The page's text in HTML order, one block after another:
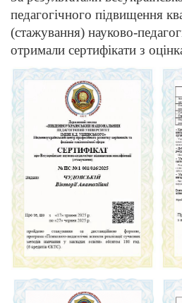
педагогічного підвищення
(стажування) науково-
отримали сертифікати з